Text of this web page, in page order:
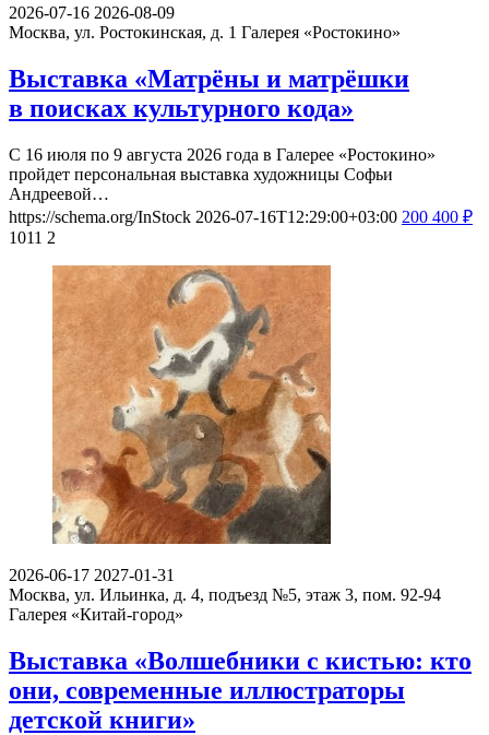
2026-07-16 2026-08-09
Москва, ул. Ростокинская, д. 1 Галерея «Ростокино»
Выставка «Матрёны и матрёшки
в поисках культурного кода»
С 16 июля по 9 августа 2026 года в Галерее «Ростокино»
пройдет персональная выставка художницы Софьи
Андреевой…
https://schema.org/InStock 2026-07-16T12:29:00+03:00 200 400 ₽
1011 2
2026-06-17 2027-01-31
Москва, ул. Ильинка, д. 4, подъезд №5, этаж 3, пом. 92-94
Галерея «Китай-город»
Выставка «Волшебники с кистью: кто
они, современные иллюстраторы
детской книги»